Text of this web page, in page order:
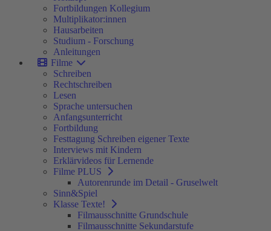
Fortbildungen Kollegium
Multiplikator:innen
Hausarbeiten
Studium - Forschung
Anleitungen
Filme
Schreiben
Rechtschreiben
Lesen
Sprache untersuchen
Anfangsunterricht
Fortbildung
Festtagung Schreiben eigener Texte
Interviews mit Kindern
Erklärvideos für Lernende
Filme PLUS
Autorenrunde im Detail - Gruselwelt
Sinn&Spiel
Klasse Texte!
Filmausschnitte Grundschule
Filmausschnitte Sekundarstufe